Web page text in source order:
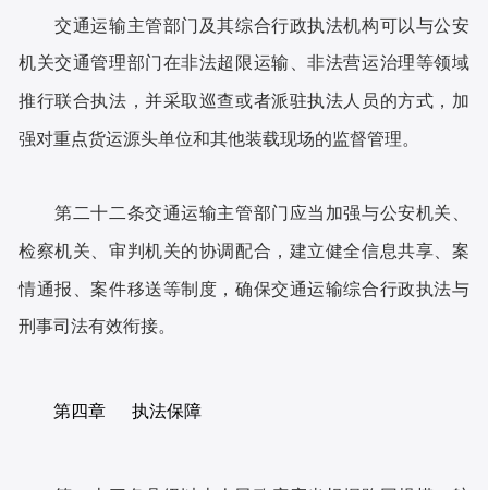
交通运输主管部门及其综合行政执法机构可以与公安
机关交通管理部门在非法超限运输、非法营运治理等领域
推行联合执法，并采取巡查或者派驻执法人员的方式，加
强对重点货运源头单位和其他装载现场的监督管理。
第二十二条交通运输主管部门应当加强与公安机关、
检察机关、审判机关的协调配合，建立健全信息共享、案
情通报、案件移送等制度，确保交通运输综合行政执法与
刑事司法有效衔接。
第四章 执法保障